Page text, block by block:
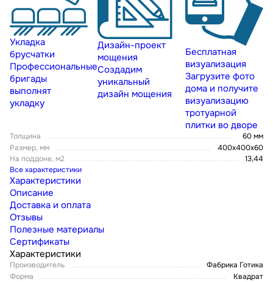
Укладка
брусчатки
Профессиональные
бригады
выполнят
укладку
Дизайн-проект
мощения
Создадим
уникальный
дизайн мощения
Бесплатная
визуализация
Загрузите фото
дома и получите
визуализацию
тротуарной
плитки во дворе
Толщина
60 мм
Размер, мм
400х400х60
На поддоне, м2
13,44
Все характеристики
Характеристики
Описание
Доставка и оплата
Отзывы
Полезные материалы
Сертификаты
Характеристики
Производитель
Фабрика Готика
Форма
Квадрат